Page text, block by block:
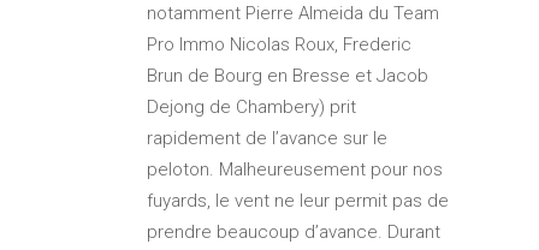
notamment Pierre Almeida du Team
Pro Immo Nicolas Roux, Frederic
Brun de Bourg en Bresse et Jacob
Dejong de Chambery) prit
rapidement de l’avance sur le
peloton. Malheureusement pour nos
fuyards, le vent ne leur permit pas de
prendre beaucoup d’avance. Durant